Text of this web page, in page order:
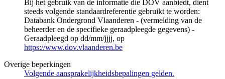
Bij het gebruik van de informatie die DOV aanbiedt, dient
steeds volgende standaardreferentie gebruikt te worden:
Databank Ondergrond Vlaanderen - (vermelding van de
beheerder en de specifieke geraadpleegde gegevens) -
Geraadpleegd op dd/mm/jjjj, op
https://www.dov.vlaanderen.be
Overige beperkingen
Volgende aansprakelijkheidsbepalingen gelden.